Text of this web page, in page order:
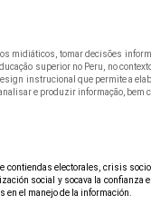
midiáticos, tomar decisões
superior no Peru, no
instrucional que permite a
e produzir informação,
electorales, crisis
social y socava la
el manejo de la información.